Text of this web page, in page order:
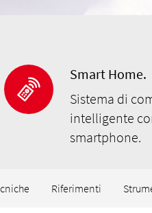
Smart Home.
Sistema di
intelligente
smartphone.
Riferimenti